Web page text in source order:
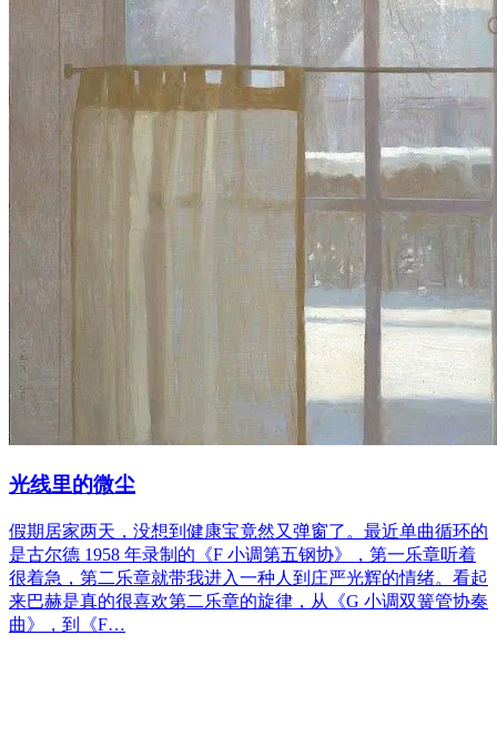
光线里的微尘
假期居家两天，没想到健康宝竟然又弹窗了。最近单曲循环的
是古尔德 1958 年录制的《F 小调第五钢协》，第一乐章听着
很着急，第二乐章就带我进入一种人到庄严光辉的情绪。看起
来巴赫是真的很喜欢第二乐章的旋律，从《G 小调双簧管协奏
曲》，到《F…